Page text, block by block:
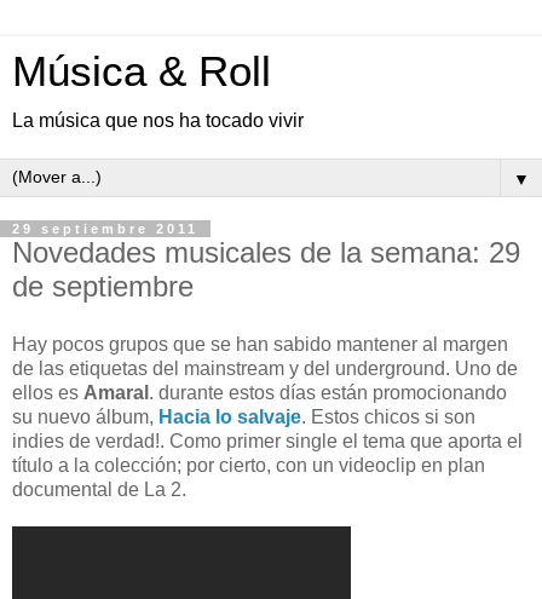
Música & Roll
La música que nos ha tocado vivir
▼
29 septiembre 2011
Novedades musicales de la semana: 29
de septiembre
Hay pocos grupos que se han sabido mantener al margen
de las etiquetas del mainstream y del underground. Uno de
ellos es Amaral . durante estos días están promocionando
su nuevo álbum, Hacia lo salvaje. Estos chicos si son
indies de verdad!. Como primer single el tema que aporta el
título a la colección; por cierto, con un videoclip en plan
documental de La 2.